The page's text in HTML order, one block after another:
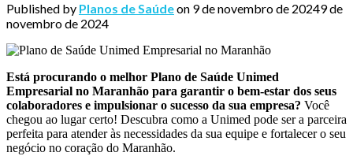
Published by Planos de Saúdeon 9 de novembro de 20249 de
novembro de 2024
Está procurando o melhor Plano de Saúde Unimed
Empresarial no Maranhão para garantir o bem-estar dos seus
colaboradores e impulsionar o sucesso da sua empresa? Você
chegou ao lugar certo! Descubra como a Unimed pode ser a parceira
perfeita para atender às necessidades da sua equipe e fortalecer o seu
negócio no coração do Maranhão.